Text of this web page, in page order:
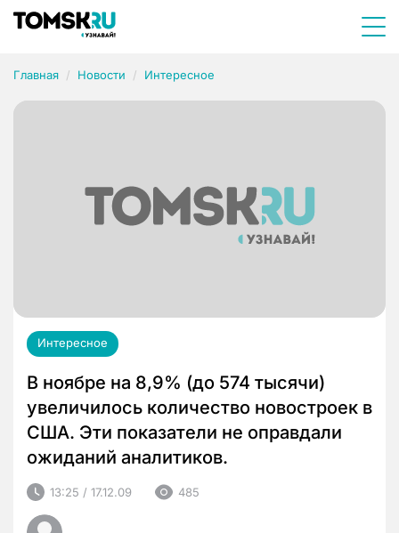
Главная Новости Интересное
Интересное
В ноябре на 8,9% (до 574 тысячи)
увеличилось количество новостроек в
США. Эти показатели не оправдали
ожиданий аналитиков.
13:25 / 17.12.09 485